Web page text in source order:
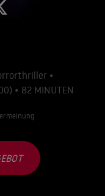
•
• 82 MINUTEN